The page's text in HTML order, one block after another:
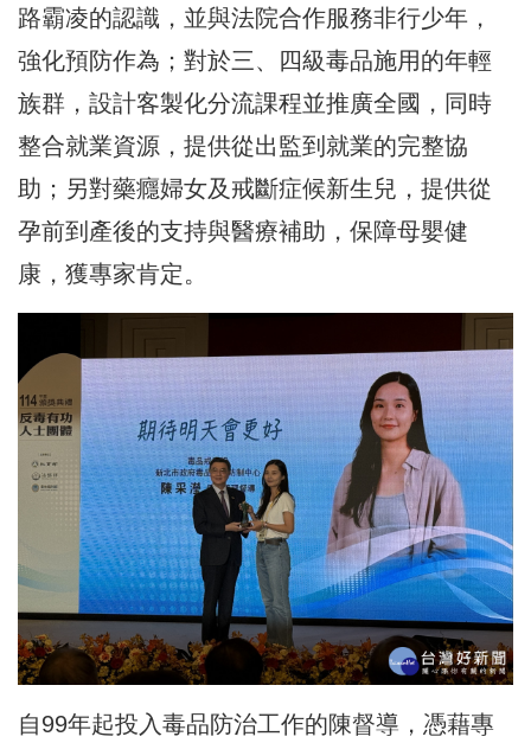
路霸凌的認識，並與法院合作服務非行少年，
強化預防作為；對於三、四級毒品施用的年輕
族群，設計客製化分流課程並推廣全國，同時
整合就業資源，提供從出監到就業的完整協
助；另對藥癮婦女及戒斷症候新生兒，提供從
孕前到產後的支持與醫療補助，保障母嬰健
康，獲專家肯定。
自99年起投入毒品防治工作的陳督導，憑藉專